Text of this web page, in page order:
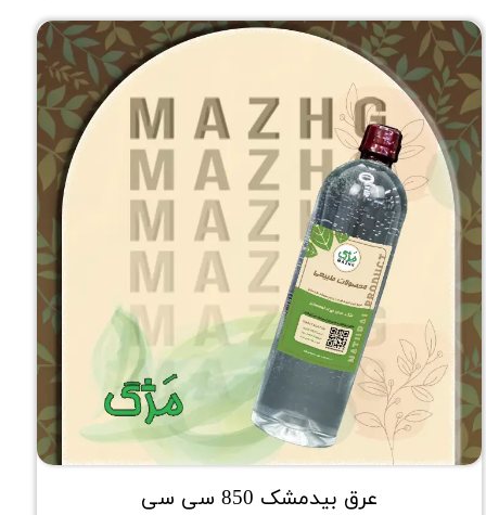
عرق بیدمشک 850 سی سی